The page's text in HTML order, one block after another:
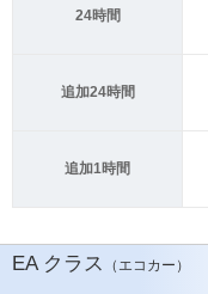
24時間
追加24時間
追加1時間
EAクラス （エコカー）